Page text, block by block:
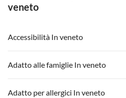
veneto
Accessibilità In veneto
Adatto alle famiglie In veneto
Adatto per allergici In veneto